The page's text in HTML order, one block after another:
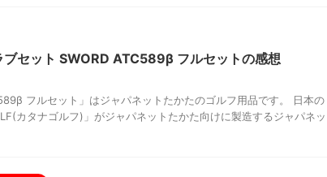
ブセット SWORD ATC589β フルセットの感想
フルセット」はジャパネットたかたのゴルフ用品です。 日本の
カタナゴルフ)」がジャパネットたかた向けに製造するジャパネッ